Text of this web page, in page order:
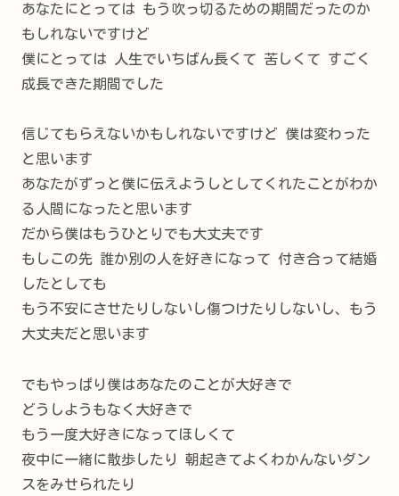
あなたにとっては もう吹っ切るための期間だったのか
もしれないですけど
僕にとっては 人生でいちばん長くて 苦しくて すごく
成長できた期間でした
信じてもらえないかもしれないですけど 僕は変わった
と思います
あなたがずっと僕に伝えようしとしてくれたことがわか
る人間になったと思います
だから僕はもうひとりでも大丈夫です
もしこの先 誰か別の人を好きになって 付き合って結婚
したとしても
もう不安にさせたりしないし傷つけたりしないし、もう
大丈夫だと思います
でもやっぱり僕はあなたのことが大好きで
どうしようもなく大好きで
もう一度大好きになってほしくて
夜中に一緒に散歩したり 朝起きてよくわかんないダン
スをみせられたり